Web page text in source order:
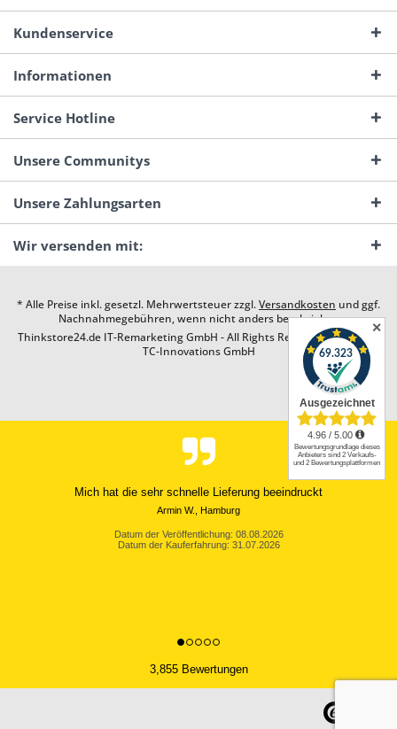
Kundenservice
Informationen
Service Hotline
Unsere Communitys
Unsere Zahlungsarten
Wir versenden mit:
* Alle Preise inkl. gesetzl. Mehrwertsteuer zzgl.Versandkosten und ggf.
Nachnahmegebühren, wenn nicht anders beschrieben
Thinkstore24.de IT-Remarketing GmbH - All Rights Reserved. Design by
TC-Innovations GmbH
Superschnell, exzellent verpackt. T14-Artikel topqualität, genau wie
beschrieben. Linux einwandfrei...
Datum der Veröffentlichung: 08.08.2026
Datum der Kauferfahrung: 08.08.2026
3,855 Bewertungen
✕